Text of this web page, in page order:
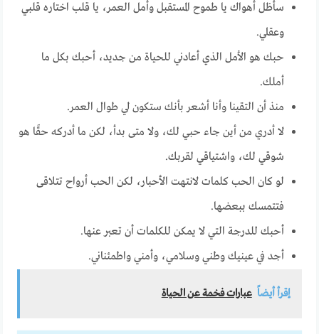
سأظل أهواك يا طموح المستقبل وأمل العمر، يا قلب اختاره قلبي
وعقلي.
حبك هو الأمل الذي أعادني للحياة من جديد، أحبك بكل ما
أملك.
منذ أن التقينا وأنا أشعر بأنك ستكون لي طوال العمر.
لا أدري من أين جاء حبي لك، ولا متى بدأ، لكن ما أدركه حقًا هو
شوقي لك، واشتياقي لقربك.
لو كان الحب كلمات لانتهت الأحبار، لكن الحب أرواح تتلاقى
فتتمسك ببعضها.
أحبك للدرجة التي لا يمكن للكلمات أن تعبر عنها.
أجد في عينيك وطني وسلامي، وأمني واطمئناني.
إقرأ أيضاً عبارات فخمة عن الحياة